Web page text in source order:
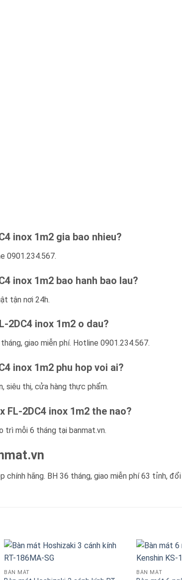
inox 1m2 gia bao nhieu?
0901.234.567.
inox 1m2 bao hanh bao lau?
tận nơi 24h.
2DC4 inox 1m2 o dau?
giao miễn phí. Hotline 0901.234.567.
inox 1m2 phu hop voi ai?
siêu thị, cửa hàng thực phẩm.
FL-2DC4 inox 1m2 the nao?
trì mỗi 6 tháng tại banmat.vn.
chính hãng. BH 36 tháng, giao miễn phí 63 tỉnh,
BÀN MÁT BÀN MÁT